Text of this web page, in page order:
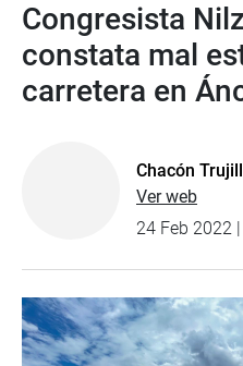
Congresista
constata mal
carretera en
Chacón
Ver web
24 Feb 2022